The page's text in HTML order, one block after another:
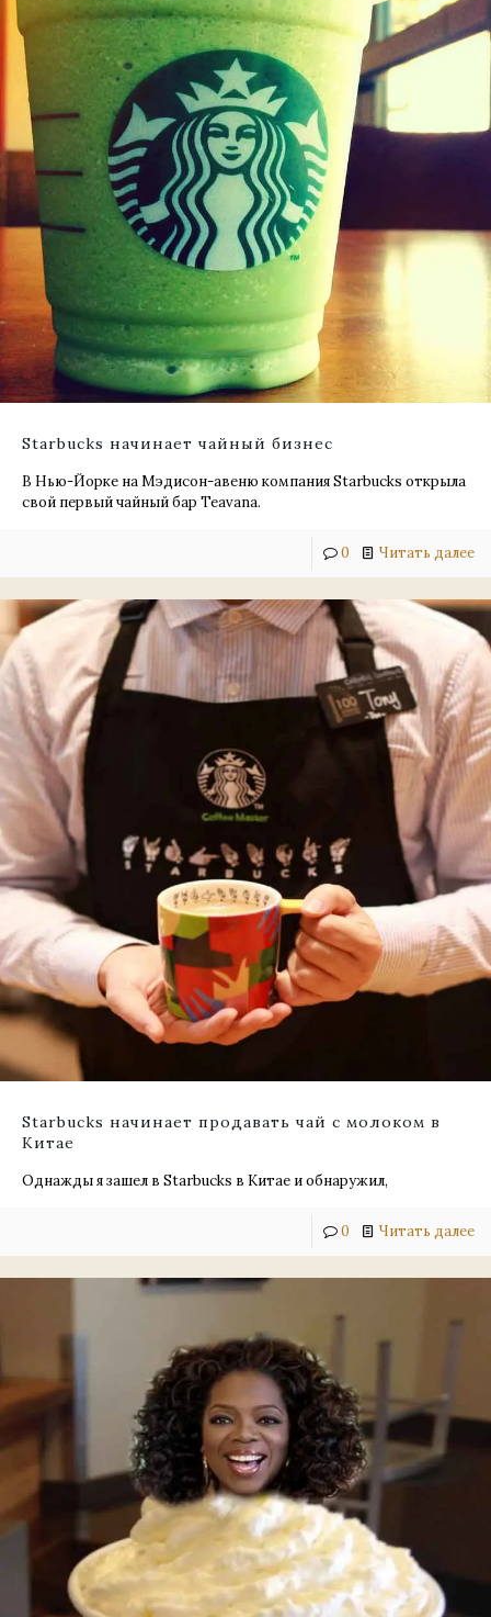
Starbucks начинает чайный бизнес
В Нью-Йорке на Мэдисон-авеню компания Starbucks открыла
свой первый чайный бар Teavana.
0 Читать далее
Starbucks начинает продавать чай с молоком в
Китае
Однажды я зашел в Starbucks в Китае и обнаружил,
0 Читать далее